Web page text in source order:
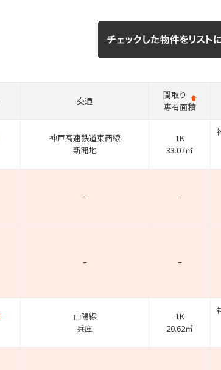
交通
間取り
専有面積
神戸高速鉄道東西線
新開地
1K
33.07㎡
– –
– –
山陽線
兵庫
1K
20.62㎡